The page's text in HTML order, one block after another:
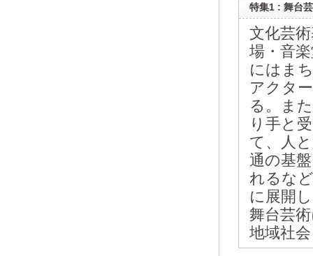
特集1 : 舞台
文化芸
場・音
にはま
アクタ
る。ま
り手と
て、人
通の基
れるな
に展開
舞台芸
地域社